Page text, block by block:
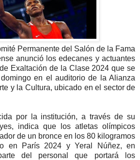
Permanente del Salón de la Fama
anunció los edecanes y actuantes
Exaltación de la Clase 2024 que se
en el auditorio de la Alianza
y la Cultura, ubicado en el sector de
por la institución, a través de su
indica que los atletas olímpicos
de un bronce en los 80 kilogramos
en París 2024 y Yeral Núñez, en
del personal que portará los